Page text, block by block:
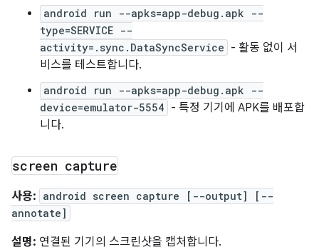
android run --apks=app-debug.apk --
type=SERVICE --
activity=.sync.DataSyncService - 활동 없이 서
비스를 테스트합니다.
android run --apks=app-debug.apk --
device=emulator-5554 - 특정 기기에 APK를 배포합
니다.
screen capture
사용: android screen capture [--output] [--
annotate]
설명: 연결된 기기의 스크린샷을 캡처합니다.